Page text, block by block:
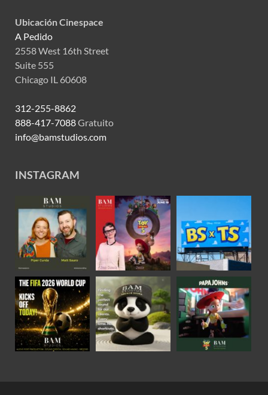
Ubicación Cinespace
A Pedido
2558 West 16th Street
Suite 555
Chicago IL 60608
312-255-8862
888-417-7088Gratuito
info@bamstudios.com
INSTAGRAM